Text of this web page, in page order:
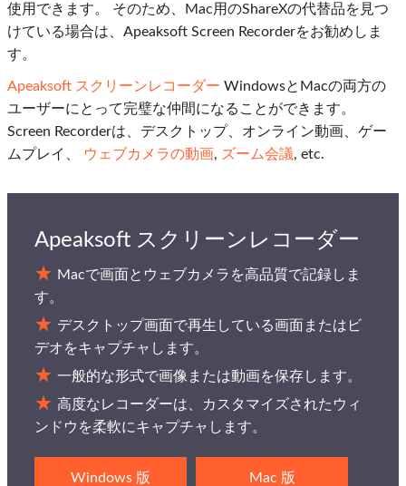
使用できます。 そのため、Mac用のShareXの代替品を見つ
けている場合は、Apeaksoft Screen Recorderをお勧めしま
す。
Apeaksoft スクリーンレコーダー WindowsとMacの両方の
ユーザーにとって完璧な仲間になることができます。
Screen Recorderは、デスクトップ、オンライン動画、ゲー
ムプレイ、
ウェブカメラの動画, ズーム会議, etc.
Apeaksoft スクリーンレコーダー
Macで画面とウェブカメラを高品質で記録しま
す。
デスクトップ画面で再生している画面またはビ
デオをキャプチャします。
一般的な形式で画像または動画を保存します。
高度なレコーダーは、カスタマイズされたウィ
ンドウを柔軟にキャプチャします。
Windows 版 Mac 版